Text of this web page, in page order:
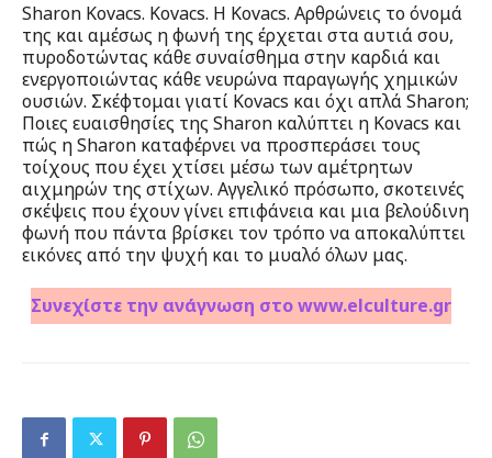
Sharon Kovacs. Kovacs. H Kovacs. Αρθρώνεις το όνομά
της και αμέσως η φωνή της έρχεται στα αυτιά σου,
πυροδοτώντας κάθε συναίσθημα στην καρδιά και
ενεργοποιώντας κάθε νευρώνα παραγωγής χημικών
ουσιών. Σκέφτομαι γιατί Kovacs και όχι απλά Sharon;
Ποιες ευαισθησίες της Sharon καλύπτει η Kovacs και
πώς η Sharon καταφέρνει να προσπεράσει τους
τοίχους που έχει χτίσει μέσω των αμέτρητων
αιχμηρών της στίχων. Αγγελικό πρόσωπο, σκοτεινές
σκέψεις που έχουν γίνει επιφάνεια και μια βελούδινη
φωνή που πάντα βρίσκει τον τρόπο να αποκαλύπτει
εικόνες από την ψυχή και το μυαλό όλων μας.
Συνεχίστε την ανάγνωση στο www.elculture.gr